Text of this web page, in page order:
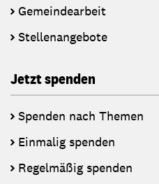
Gemeindearbeit
Stellenangebote
Jetzt spenden
Spenden nach Themen
Einmalig spenden
Regelmäßig spenden